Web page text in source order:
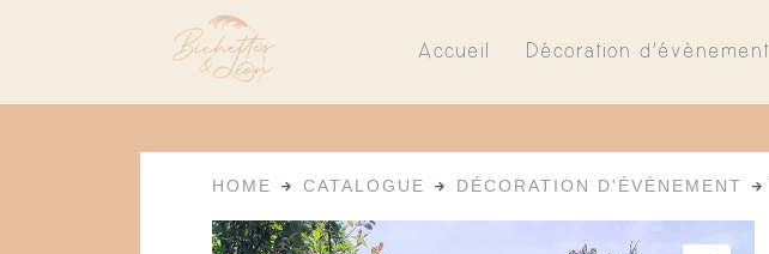
Accueil Décoration d’évènement
HOME CATALOGUE DÉCORATION D'ÉVÈNEMENT